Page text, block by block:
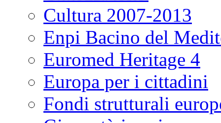
Cultura 2007-2013
Enpi Bacino del
Euromed Heritage 4
Europa per i cittadini
Fondi strutturali